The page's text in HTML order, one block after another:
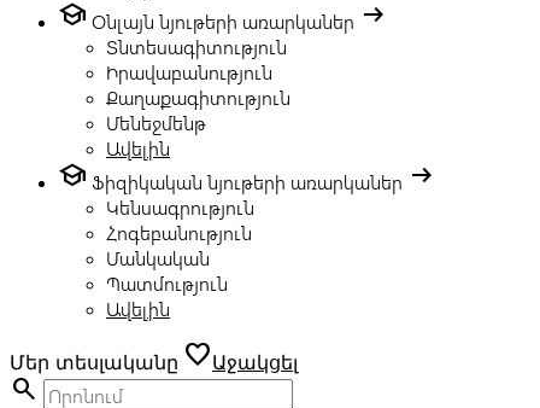
school Օնլայն նյութերի առարկաներ arrow_right_alt
Տնտեսագիտություն
Իրավաբանություն
Քաղաքագիտություն
Մենեջմենթ
Ավելին
school Ֆիզիկական նյութերի առարկաներ arrow_right_alt
Կենսագրություն
Հոգեբանություն
Մանկական
Պատմություն
Ավելին
Մեր տեսլականը favoriteԱջակցել
search